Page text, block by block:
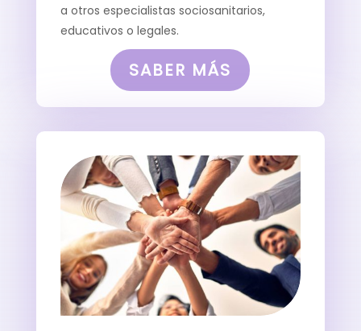
a otros especialistas sociosanitarios,
educativos o legales.
SABER MÁS